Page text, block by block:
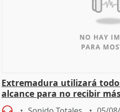
Extremadura utilizará
alcance para no recibir